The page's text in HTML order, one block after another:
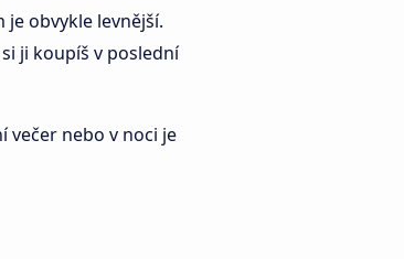
obvykle levnější.
ji koupíš v poslední
večer nebo v noci je